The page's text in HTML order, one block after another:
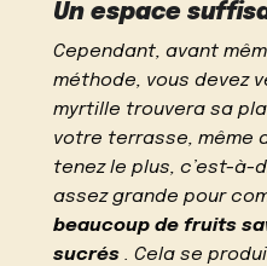
Un espace
Cependant, avant
méthode, vous devez
myrtille trouvera sa
votre terrasse, même
tenez le plus, c’est-à-
assez grande pour
beaucoup de fruits
sucrés . Cela se